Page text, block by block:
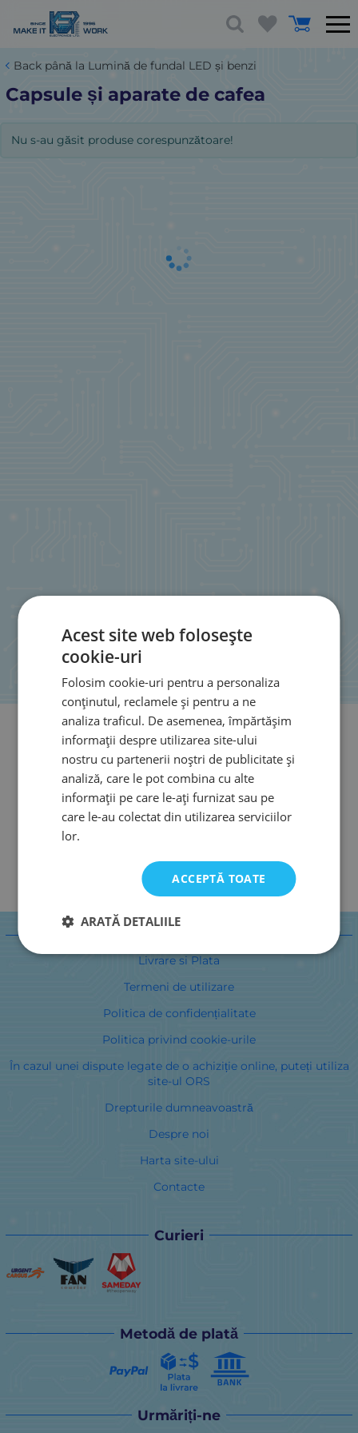
Back până la Lumină de fundal LED și benzi
Capsule și aparate de cafea
Nu s-au găsit produse corespunzătoare!
Livrare si Plata
Termeni de utilizare
Politica de confidențialitate
Politica privind cookie-urile
În cazul unei dispute legate de o achiziție online, puteți utiliza
site-ul ORS
Drepturile dumneavoastră
Despre noi
Harta site-ului
Contacte
Curieri
Metodă de plată
Urmăriți-ne
Acest site web folosește
cookie-uri
Folosim cookie-uri pentru a personaliza
conținutul, reclamele și pentru a ne
analiza traficul. De asemenea, împărtășim
informații despre utilizarea site-ului
nostru cu partenerii noștri de publicitate și
analiză, care le pot combina cu alte
informații pe care le-ați furnizat sau pe
care le-au colectat din utilizarea serviciilor
lor.
ACCEPTĂ TOATE
ARATĂ DETALIILE